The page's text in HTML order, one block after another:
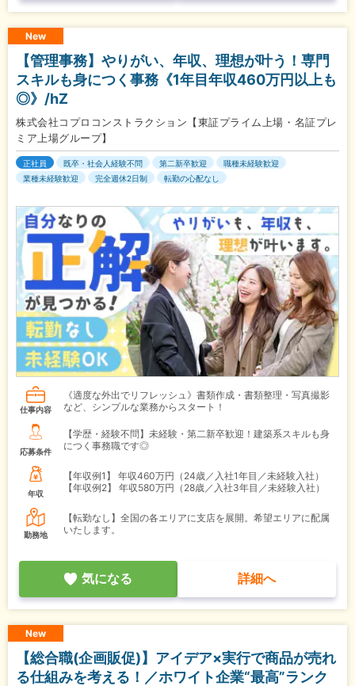
New
【管理事務】やりがい、年収、理想が叶う！専門
スキルも身につく事務《1年目年収460万円以上も
◎》/hZ
株式会社コプロコンストラクション【東証プライム上場・名証プレ
ミア上場グループ】
正社員 既卒・社会人経験不問 第二新卒歓迎
職種未経験歓迎
業種未経験歓迎
完全週休2日制 転勤の心配なし
仕事内容
《適度な外出でリフレッシュ》書類作成・書類整理・写真撮影
など、シンプルな業務からスタート！
応募条件
【学歴・経験不問】未経験・第二新卒歓迎！建築系スキルも身
につく事務職です◎
年収
【年収例1】
年収460万円（24歳／入社1年目／未経験入社）
【年収例2】
年収580万円（28歳／入社3年目／未経験入社）
勤務地
【転勤なし】全国の各エリアに支店を展開。希望エリアに配属
いたします。
気になる 詳細へ
New
【総合職(企画販促)】アイデア×実行で商品が売れ
る仕組みを考える！／ホワイト企業“最高”ランク